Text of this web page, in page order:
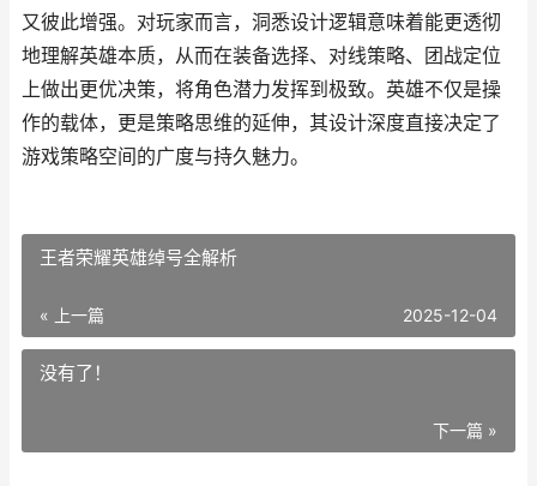
又彼此增强。对玩家而言，洞悉设计逻辑意味着能更透彻
地理解英雄本质，从而在装备选择、对线策略、团战定位
上做出更优决策，将角色潜力发挥到极致。英雄不仅是操
作的载体，更是策略思维的延伸，其设计深度直接决定了
游戏策略空间的广度与持久魅力。
王者荣耀英雄绰号全解析
« 上一篇 2025-12-04
没有了！
下一篇 »